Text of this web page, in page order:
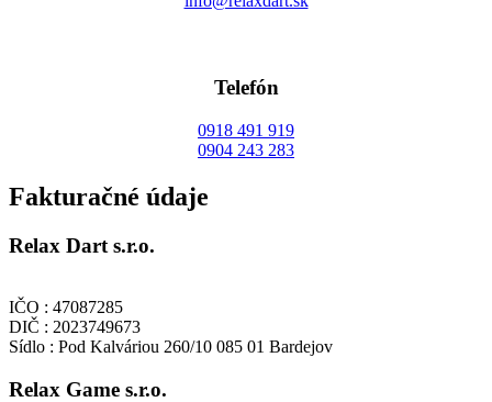
Telefón
0918 491 919
0904 243 283
Fakturačné údaje
Relax Dart s.r.o.
IČO : 47087285
DIČ : 2023749673
Sídlo : Pod Kalváriou 260/10 085 01 Bardejov
Relax Game s.r.o.